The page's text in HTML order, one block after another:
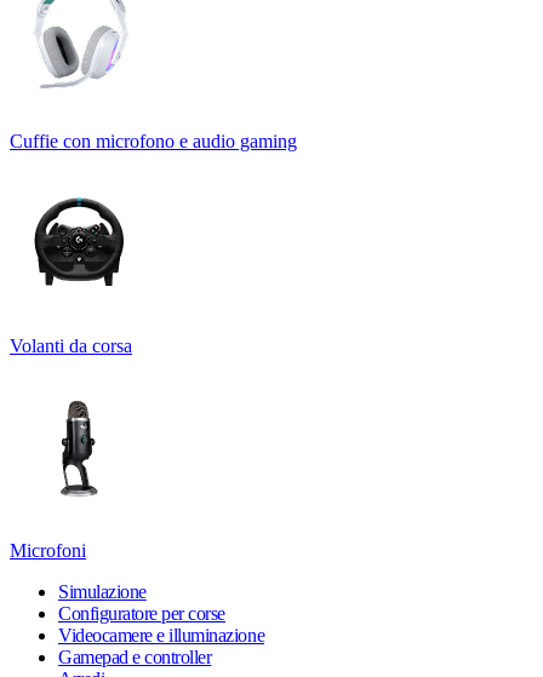
Cuffie con microfono e audio gaming
Volanti da corsa
Microfoni
Simulazione
Configuratore per corse
Videocamere e illuminazione
Gamepad e controller